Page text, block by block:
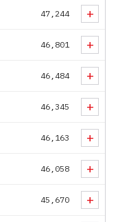
47,244 +
46,801 +
46,484 +
46,345 +
46,163 +
46,058 +
45,670 +